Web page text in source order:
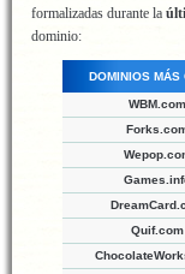
formalizadas durante la
dominio:
DOMINIOS MÁS
WBM.com
Quif.com